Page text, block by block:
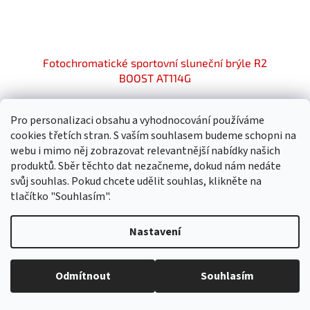
Pro personalizaci obsahu a vyhodnocování používáme
cookies třetích stran. S vaším souhlasem budeme schopni na
webu i mimo něj zobrazovat relevantnější nabídky našich
produktů. Sběr těchto dat nezačneme, dokud nám nedáte
svůj souhlas. Pokud chcete udělit souhlas, klikněte na
tlačítko "Souhlasím".
Nastavení
Odmítnout Souhlasím
Fotochromatické sportovní sluneční brýle R2
BOOST AT114G
hodnocení
produktu
je
5,0
z
5
hvězdiček.
1 784,30 Kč bez DPH
2 159 Kč Do košíku